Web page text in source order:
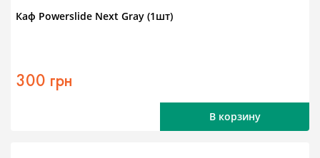
Каф Powerslide Next Gray (1шт)
300 грн
В корзину